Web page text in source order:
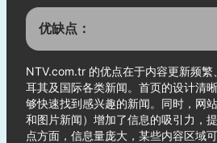
优缺点：
NTV.com.tr 的优点在于内容更新频繁
耳其及国际各类新闻。首页的设计清
够快速找到感兴趣的新闻。同时，网
和图片新闻）增加了信息的吸引力，
点方面，信息量庞大，某些内容区域